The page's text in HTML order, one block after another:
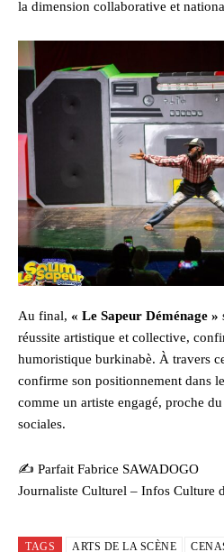
la dimension collaborative et
Au final, « Le Sapeur Déménage »
réussite artistique et collective,
humoristique burkinabè. À travers
confirme son positionnement dans
comme un artiste engagé, proche
sociales.
✍️ Parfait Fabrice SAWADOGO
Journaliste Culturel – Infos Culture
TAGS ARTS DE LA SCÈNE